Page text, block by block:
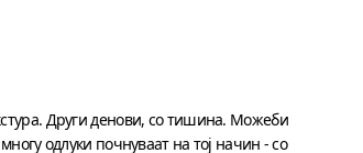
Други денови, со тишина. Можеби
одлуки почнуваат на тој начин - со